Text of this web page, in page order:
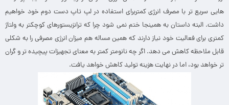
هایی سریع تر با مصرف انرژی کمتربرای استفاده در لپ تاپ دست دوم خود خواهیم
داشت. البته داستان به همینجا ختم نمی شود چرا که ترانزیستورهای کوچکتر به ولتاژ
کمتری برای فعالیت خود نیاز دارند که همین مساله هم میزان انرژی مصرفی را به شکلی
قابل ملاحظه کاهش می دهد. اگر چه نانومتر کمتر به معنای تجهیزات پیچیده تر و گران
تر خواهد بود، اما در نهایت هزینه تولید کاهش خواهد یافت.